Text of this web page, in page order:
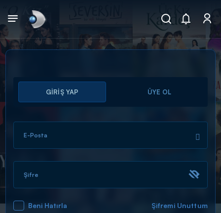
Arama
ARAMA SONUÇLARI
GİRİŞ YAP ÜYE OL
E-Posta
Şifre
Beni Hatırla Şifremi Unuttum